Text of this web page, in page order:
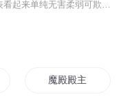
在圣殿 魔殿殿主